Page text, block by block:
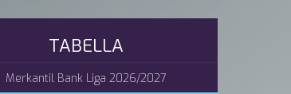
TABELLA
Merkantil Bank Liga 2026/2027